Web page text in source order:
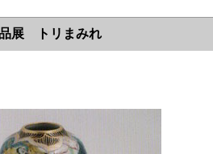
展 トリまみれ